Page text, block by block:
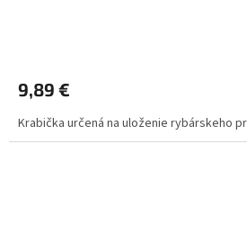
9,89 €
Krabička určená na uloženie rybárskeho